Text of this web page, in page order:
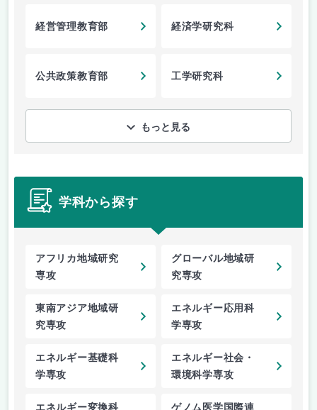
経営管理教育部 経済学研究科
公共政策教育部 工学研究科
もっと見る
学科から探す
アフリカ地域研究
専攻
グローバル地域研
究専攻
東南アジア地域研
究専攻
エネルギー応用科
学専攻
エネルギー基礎科
学専攻
エネルギー社会・
環境科学専攻
エネルギー変換科
ゲノム医学国際連